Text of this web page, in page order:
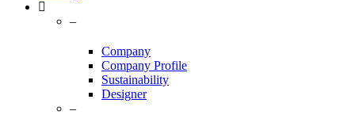
–
Company
Company Profile
Sustainability
Designer
–